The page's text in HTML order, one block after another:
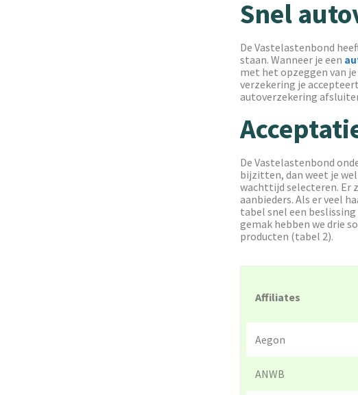
Snel
De Vastelastenbond
staan. Wanneer je een
met het opzeggen van
verzekering je
autoverzekering
De Vastelastenbond
bijzitten, dan weet je
wachttijd selecteren. Er
aanbieders. Als er veel
tabel snel een
gemak hebben we drie
producten (tabel 2).
Affiliates
Aegon
ANWB